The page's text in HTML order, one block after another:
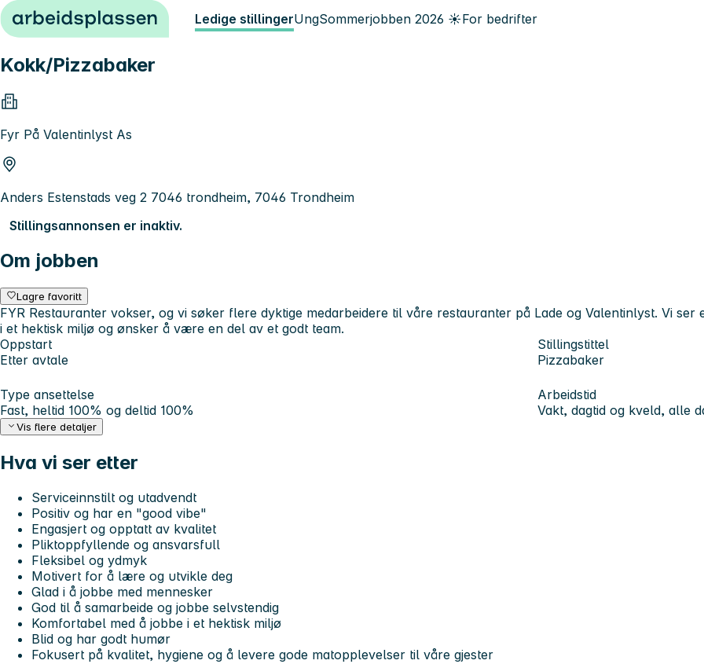
Hopp til innhold Ledige stillingerUngSommerjobben 2026 ☀️For bedrifter
Kokk/Pizzabaker
Fyr På Valentinlyst As
Anders Estenstads veg 2 7046 trondheim, 7046 Trondheim
Stillingsannonsen er inaktiv.
Om jobben
Lagre favoritt
FYR Restauranter vokser, og vi søker flere dyktige medarbeidere til våre restauranter på Lade og Valentinlyst. Vi
i et hektisk miljø og ønsker å være en del av et godt team.
Oppstart
Etter avtale
Stillingstittel
Pizzabaker
Type ansettelse
Fast, heltid 100% og deltid 100%
Arbeidstid
Vakt, dagtid og kveld, alle
Vis flere detaljer
Hva vi ser etter
Serviceinnstilt og utadvendt
Positiv og har en "good vibe"
Engasjert og opptatt av kvalitet
Pliktoppfyllende og ansvarsfull
Fleksibel og ydmyk
Motivert for å lære og utvikle deg
Glad i å jobbe med mennesker
God til å samarbeide og jobbe selvstendig
Komfortabel med å jobbe i et hektisk miljø
Blid og har godt humør
Fokusert på kvalitet, hygiene og å levere gode matopplevelser til våre gjester